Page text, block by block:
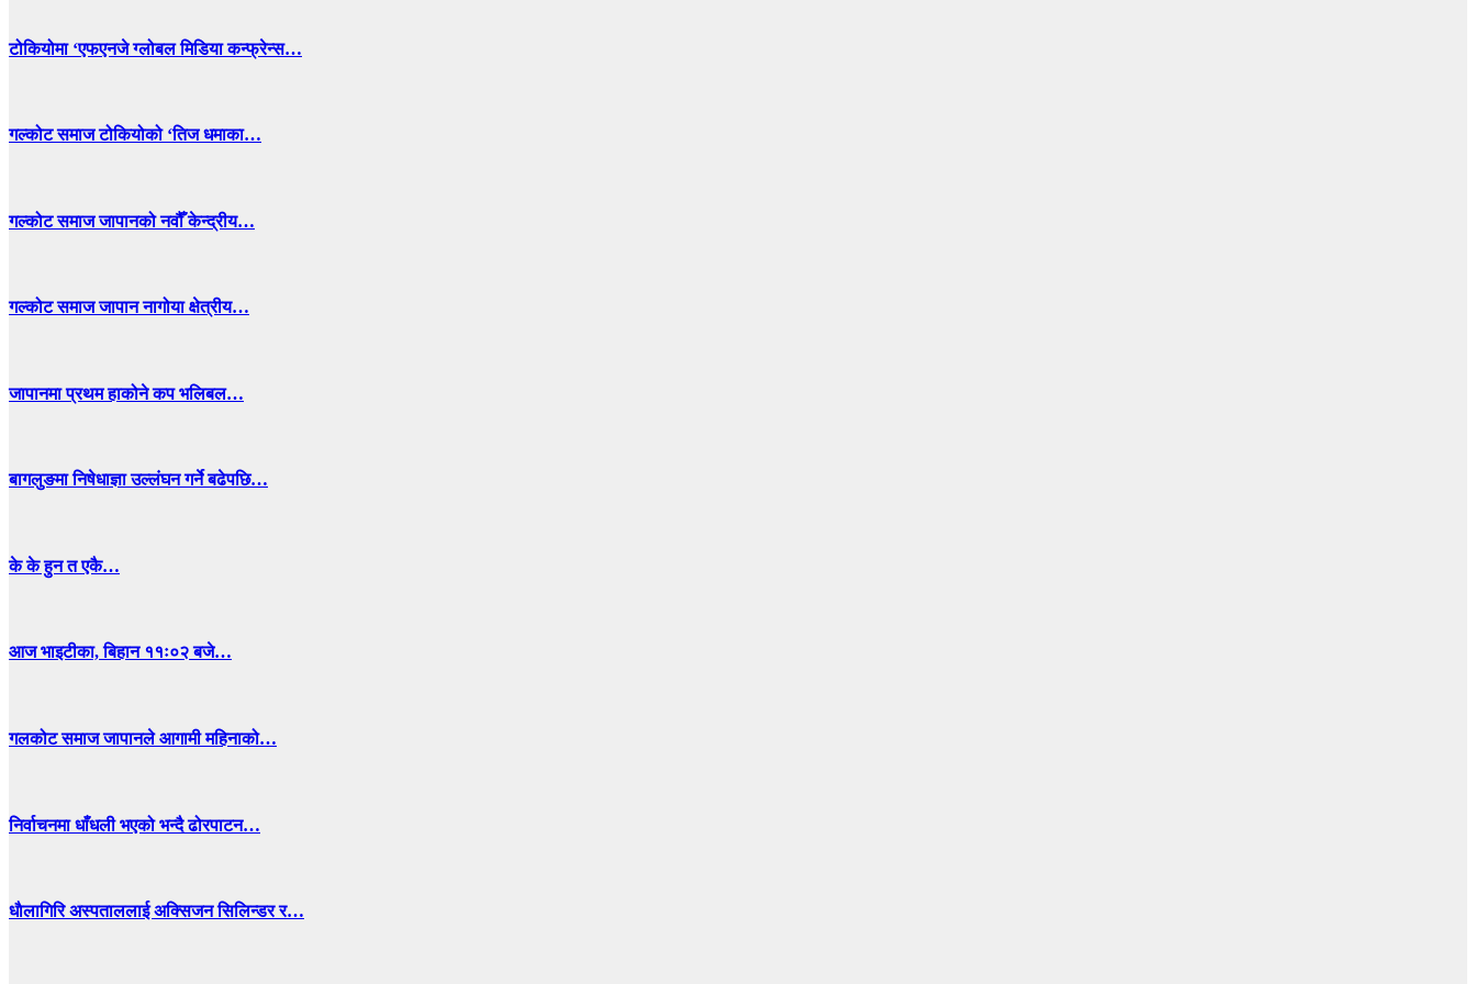
टोकियोमा ‘एफएनजे ग्लोबल मिडिया कन्फ्रेन्स…
गल्कोट समाज टोकियोको ‘तिज धमाका…
गल्कोट समाज जापानको नवौँ केन्द्रीय…
गल्कोट समाज जापान नागोया क्षेत्रीय…
जापानमा प्रथम हाकोने कप भलिबल…
बागलुङमा निषेधाज्ञा उल्लंघन गर्ने बढेपछि…
के के हुन त एकै…
आज भाइटीका, बिहान ११ः०२ बजे…
गलकोट समाज जापानले आगामी महिनाको…
निर्वाचनमा धाँधली भएको भन्दै ढोरपाटन…
धाैलागिरि अस्पताललाई अक्सिजन सिलिन्डर र…